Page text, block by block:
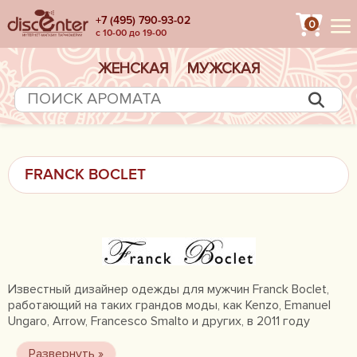
+7 (495) 790-93-02
с 10-00 до 19-00
0
ЖЕНСКАЯ МУЖСКАЯ
FRANCK BOCLET
Известный дизайнер одежды для мужчин Franck Boclet,
работающий на таких грандов моды, как Kenzo, Emanuel
Ungaro, Arrow, Francesco Smalto и других, в 2011 году
которая сразу же пользуется ажиотажным спросом. А в